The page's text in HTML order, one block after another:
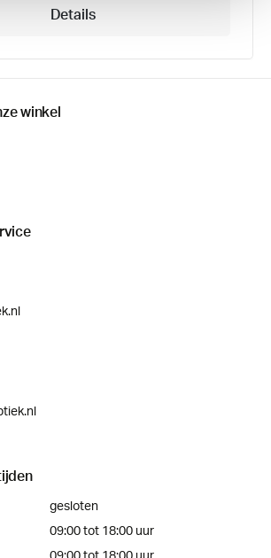
Details
winkel
gesloten
09:00 tot 18:00 uur